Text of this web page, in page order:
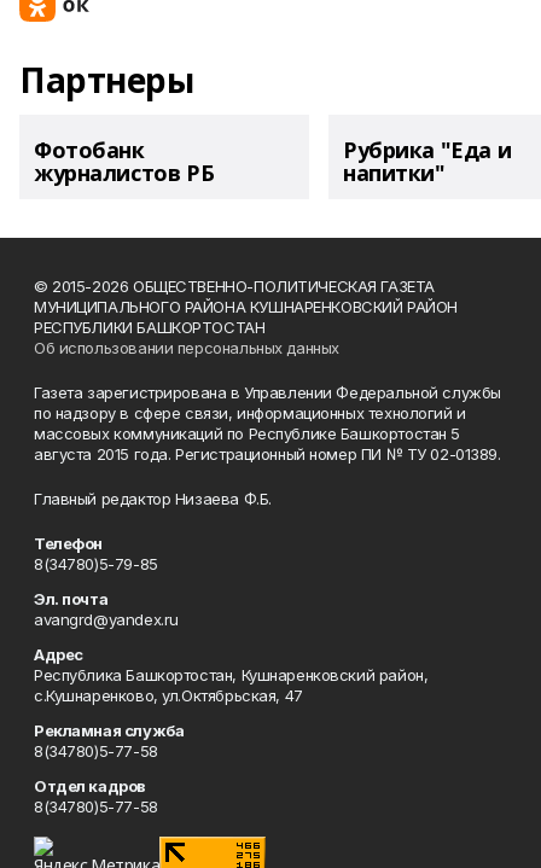
Партнеры
Фотобанк
журналистов РБ
Рубрика "Еда и
напитки"
© 2015-2026 ОБЩЕСТВЕННО-ПОЛИТИЧЕСКАЯ ГАЗЕТА
МУНИЦИПАЛЬНОГО РАЙОНА КУШНАРЕНКОВСКИЙ РАЙОН
РЕСПУБЛИКИ БАШКОРТОСТАН
Об использовании персональных данных
Газета зарегистрирована в Управлении Федеральной службы
по надзору в сфере связи, информационных технологий и
массовых коммуникаций по Республике Башкортостан 5
августа 2015 года. Регистрационный номер ПИ № ТУ 02-01389.
Главный редактор Низаева Ф.Б.
Телефон
8(34780)5-79-85
Эл. почта
avangrd@yandex.ru
Адрес
Республика Башкортостан, Кушнаренковский район,
с.Кушнаренково, ул.Октябрьская, 47
Рекламная служба
8(34780)5-77-58
Отдел кадров
8(34780)5-77-58